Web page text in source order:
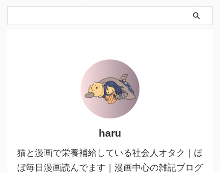
haru
猫と漫画で栄養補給している社会人オタク｜ほ
ぼ毎日漫画読んでます｜漫画中心の雑記ブログ